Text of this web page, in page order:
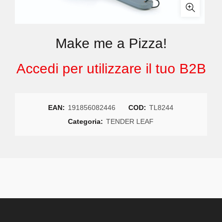
Make me a Pizza!
Accedi per utilizzare il tuo B2B
EAN: 191856082446 COD: TL8244
Categoria: TENDER LEAF